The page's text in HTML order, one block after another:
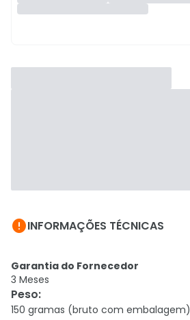
INFORMAÇÕES TÉCNICAS
Garantia do Fornecedor
3 Meses
Peso:
150 gramas (bruto com embalagem)